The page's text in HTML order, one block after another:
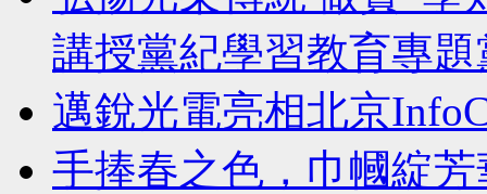
講授黨紀學習教育專
邁銳光電亮相北京
手捧春之色，巾幗綻